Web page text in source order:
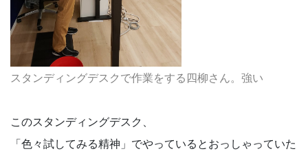
スタンディングデスクで作業をする四柳さん。強い
このスタンディングデスク、
「色々試してみる精神」でやっているとおっしゃっていた